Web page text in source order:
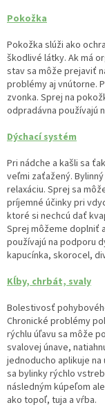
Pokožka
Pokožka slúži ako
škodlivé látky. Ak má
stav sa môže prejaviť
problémy aj vnútorne.
zvonka. Sprej na
odpradávna používajú
Dýchací systém
Pri nádche a kašli sa
veľmi zaťažený.
relaxáciu. Sprej sa
príjemné účinky pri
ktoré si nechcú dať
Sprej môžeme doplniť
používajú na podporu
kapucínka, skorocel,
Kĺby, chrbát, svaly
Bolestivosť
Chronické problémy
rýchlu úľavu sa môže
svalovej únave,
jednoducho aplikuje
sa bylinky rýchlo
následným kúpeľom
ako topoľ, tuja a vŕba.